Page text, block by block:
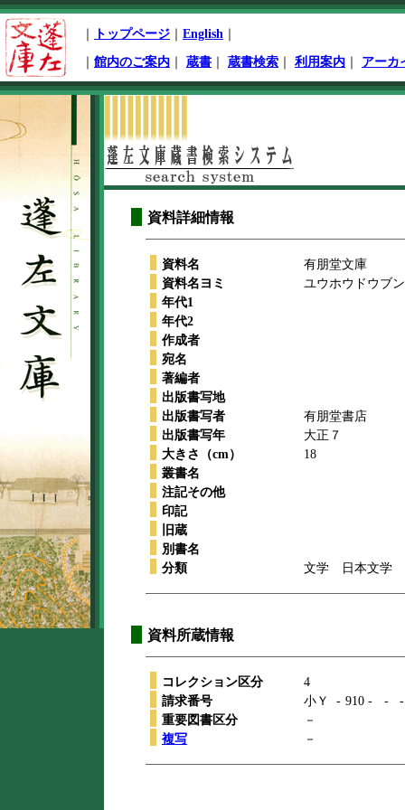
ペ
ー
ジ
先
頭
トップページ English
館内のご案内 蔵書 蔵書検索 利用案内 アーカ
開
始
資料詳細情報
資料名
有朋堂文庫
資料名ヨミ
ユウホウドウブ
年代1
年代2
作成者
宛名
著編者
出版書写地
出版書写者
有朋堂書店
出版書写年
大正７
大きさ（cm）
18
叢書名
注記その他
印記
旧蔵
別書名
分類
文学 日本文学
資料所蔵情報
コレクション区分
4
請求番号
小Ｙ - 910 - -
-
重要図書区分
－
複写
－